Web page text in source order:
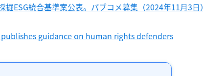
ESG統合基準案公表。パブコメ募集（2024年11月3日）
guidance on human rights defenders